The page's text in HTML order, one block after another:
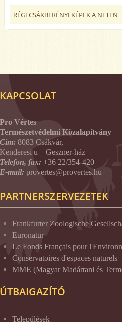
RÉGI CSÁKBERÉNYI KÉPEK A NETEN
KAPCSOLAT
Pro Vértes
Természetvédelmi Közalapítvány
Cím: 8083 Csákvár,
Kenderesi u – Geszner-ház
Telefon, fax: +36 22/354-420
E-mail: provertes@provertes.hu
PARTNERSZERVEZETEK
Frankfurter Zoologische
Euronatur
Le Fonds Français pour
Conservatoires d'espaces naturels
MME (Magyar Madártani és
ÚTBAIGAZÍTÓ
Települések